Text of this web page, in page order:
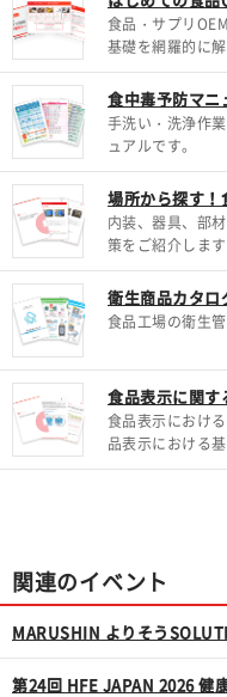
食品・サプリ
基礎を網羅的に解
食中毒予防マニ
手洗い・洗浄作
ュアルです。
場所から探す！
内装、器具、部
策をご紹介します
衛生商品カタロ
食品工場の衛生
食品表示に関す
食品表示におけ
品表示における
関連のイベント
MARUSHIN よりそう
第24回 HFE JAPAN 2026 健